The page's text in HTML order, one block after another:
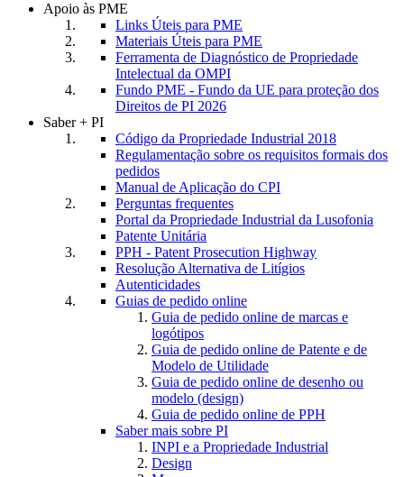
Apoio às PME
Links Úteis para PME
Materiais Úteis para PME
Ferramenta de Diagnóstico de Propriedade
Intelectual da OMPI
Fundo PME - Fundo da UE para proteção dos
Direitos de PI 2026
Saber + PI
Código da Propriedade Industrial 2018
Regulamentação sobre os requisitos formais dos
pedidos
Manual de Aplicação do CPI
Perguntas frequentes
Portal da Propriedade Industrial da Lusofonia
Patente Unitária
PPH - Patent Prosecution Highway
Resolução Alternativa de Litígios
Autenticidades
Guias de pedido online
Guia de pedido online de marcas e
logótipos
Guia de pedido online de Patente e de
Modelo de Utilidade
Guia de pedido online de desenho ou
modelo (design)
Guia de pedido online de PPH
Saber mais sobre PI
INPI e a Propriedade Industrial
Design